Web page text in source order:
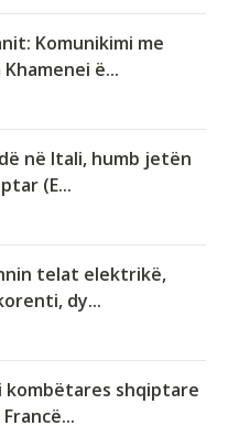
Komunikimi me
ë...
në Itali, humb jetën
(E...
telat elektrikë,
dy...
shqiptare